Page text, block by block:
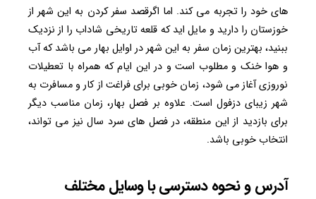
های خود را تجربه می کند. اما اگرقصد سفر کردن به این شهر از
خوزستان را دارید و مایل اید که قلعه تاریخی شاداب را از نزدیک
ببنید، بهترین زمان سفر به این شهر در اوایل بهار می باشد که آب
و هوا خنک و مطلوب است و در این ایام که همراه با تعطیلات
نوروزی آغاز می شود، زمان خوبی برای فراغت از کار و مسافرت به
شهر زیبای دزفول است. علاوه بر فصل بهار، زمان مناسب دیگر
برای بازدید از این منطقه، در فصل های سرد سال نیز می تواند،
انتخاب خوبی باشد.
آدرس و نحوه دسترسی با وسایل مختلف